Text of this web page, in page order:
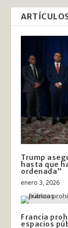
Trump
hasta que
ordenada”
enero 3, 2026
Francia
espacios